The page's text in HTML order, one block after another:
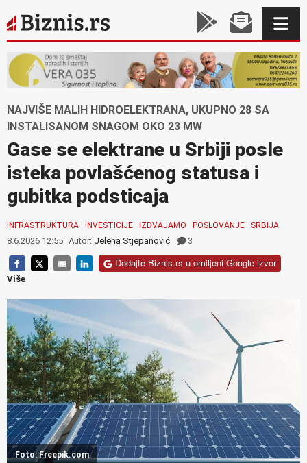
NAJVIŠE MALIH HIDROELEKTRANA, UKUPNO 28 SA
INSTALISANOM SNAGOM OKO 23 MW
Gase se elektrane u Srbiji posle
isteka povlašćenog statusa i
gubitka podsticaja
INFRASTRUKTURA INVESTICIJE IZDVAJAMO POSLOVANJE SRBIJA
8.6.2026 12:55 Autor: Jelena Stjepanović 3
Dodajte Biznis.rs u omiljeni Google izvor
Više
Foto: Freepik.com